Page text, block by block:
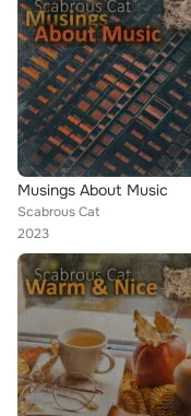
Musings About Music
Scabrous Cat
2023